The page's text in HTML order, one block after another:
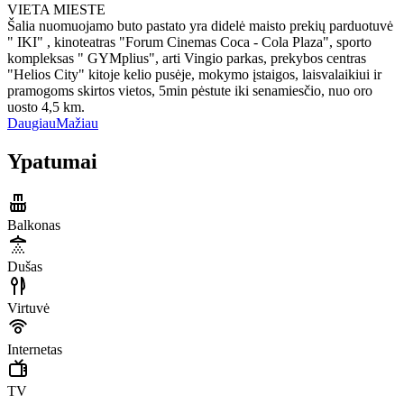
VIETA MIESTE
Šalia nuomuojamo buto pastato yra didelė maisto prekių parduotuvė
" IKI" , kinoteatras "Forum Cinemas Coca - Cola Plaza", sporto
kompleksas " GYMplius", arti Vingio parkas, prekybos centras
"Helios City" kitoje kelio pusėje, mokymo įstaigos, laisvalaikiui ir
pramogoms skirtos vietos, 5min pėstute iki senamiesčio, nuo oro
uosto 4,5 km.
DaugiauMažiau
Ypatumai
Balkonas
Dušas
Virtuvė
Internetas
TV